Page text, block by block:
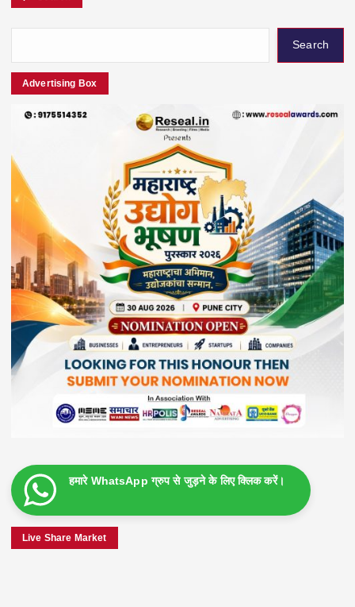
Search
Advertising Box
हमारे WhatsApp ग्रुप से जुड़ने के लिए क्लिक करें।
Live Share Market